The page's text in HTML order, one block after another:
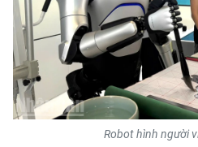
Robot hình người